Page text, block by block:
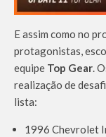
E assim como no
protagonistas,
equipe Top Gear.
realização de
lista:
1996 Chevrolet